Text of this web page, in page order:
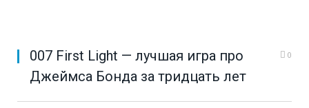
007 First Light — лучшая игра про
Джеймса Бонда за тридцать лет
0